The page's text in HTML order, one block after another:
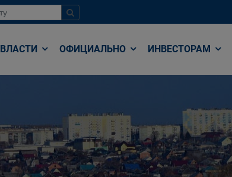
ОФИЦИАЛЬНО ИНВЕСТОРАМ